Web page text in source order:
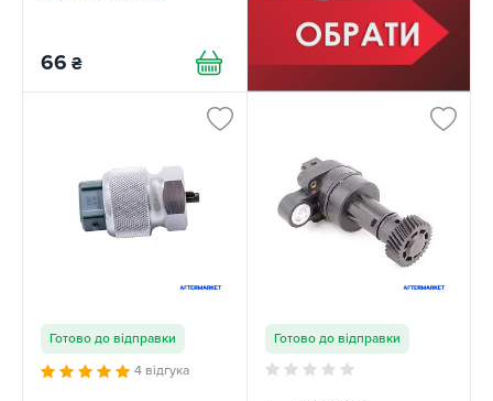
66 ₴
Готово до відправки
4 відгука
Готово до відправки